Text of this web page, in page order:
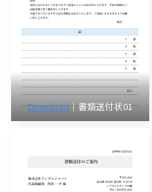
Download｜書類送付状01